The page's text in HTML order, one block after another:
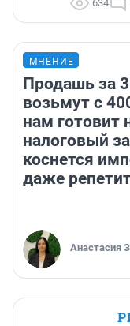
634
МНЕНИЕ
Продашь за
возьмут с
нам готовит
налоговый
коснется
даже
Анастасия